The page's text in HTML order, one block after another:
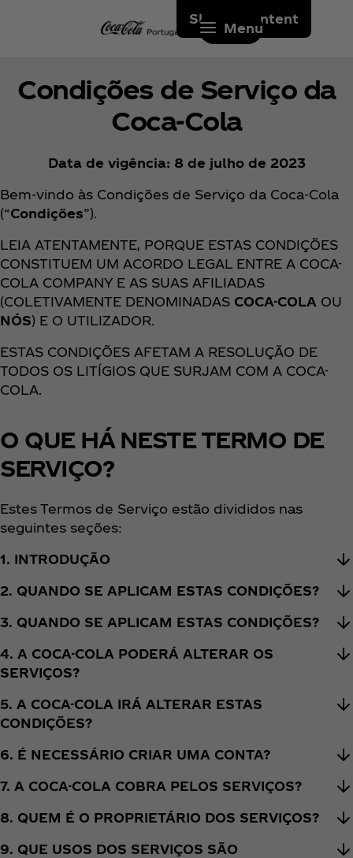
Skip to content
Menu
Condições de Serviço da
Coca‑Cola
Data de vigência: 8 de julho de 2023
Bem-vindo às Condições de Serviço da Coca‑Cola
(“Condições”).
LEIA ATENTAMENTE, PORQUE ESTAS CONDIÇÕES
CONSTITUEM UM ACORDO LEGAL ENTRE A COCA-
COLA COMPANY E AS SUAS AFILIADAS
(COLETIVAMENTE DENOMINADAS COCA-COLA OU
NÓS) E O UTILIZADOR.
ESTAS CONDIÇÕES AFETAM A RESOLUÇÃO DE
TODOS OS LITÍGIOS QUE SURJAM COM A COCA-
COLA.
O QUE HÁ NESTE TERMO DE
SERVIÇO?
Estes Termos de Serviço estão divididos nas
seguintes seções:
1. INTRODUÇÃO
2. QUANDO SE APLICAM ESTAS CONDIÇÕES?
3. QUANDO SE APLICAM ESTAS CONDIÇÕES?
4. A COCA-COLA PODERÁ ALTERAR OS
SERVIÇOS?
5. A COCA-COLA IRÁ ALTERAR ESTAS
CONDIÇÕES?
6. É NECESSÁRIO CRIAR UMA CONTA?
7. A COCA-COLA COBRA PELOS SERVIÇOS?
8. QUEM É O PROPRIETÁRIO DOS SERVIÇOS?
9. QUE USOS DOS SERVIÇOS SÃO